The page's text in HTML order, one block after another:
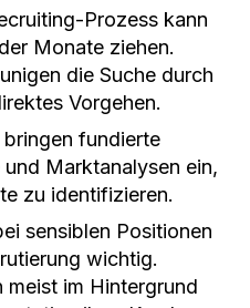
Prozess kann
Monate ziehen.
die Suche durch
Vorgehen.
bringen fundierte
Marktanalysen ein,
zu identifizieren.
sensiblen Positionen
wichtig.
meist im Hintergrund